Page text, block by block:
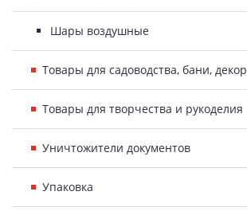
Шары воздушные
Товары для садоводства, бани, декор
Товары для творчества и рукоделия
Уничтожители документов
Упаковка